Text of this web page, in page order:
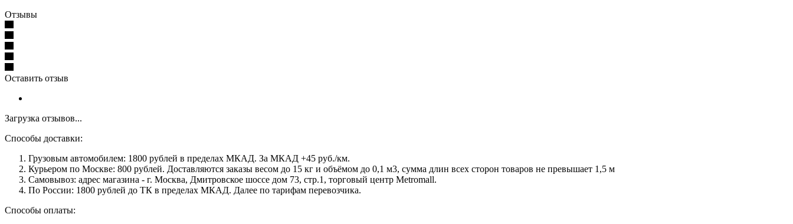
Отзывы
Оставить отзыв
Загрузка отзывов...
Способы доставки:
Грузовым автомобилем: 1800 рублей в пределах МКАД. За МКАД +45 руб./км.
Курьером по Москве: 800 рублей. Доставляются заказы весом до 15 кг и объёмом до 0,1 м3, сумма длин всех сторон товаров не превышает 1,5 м
Самовывоз: адрес магазина - г. Москва, Дмитровское шоссе дом 73, стр.1, торговый центр Metromall.
По России: 1800 рублей до ТК в пределах МКАД. Далее по тарифам перевозчика.
Способы оплаты: